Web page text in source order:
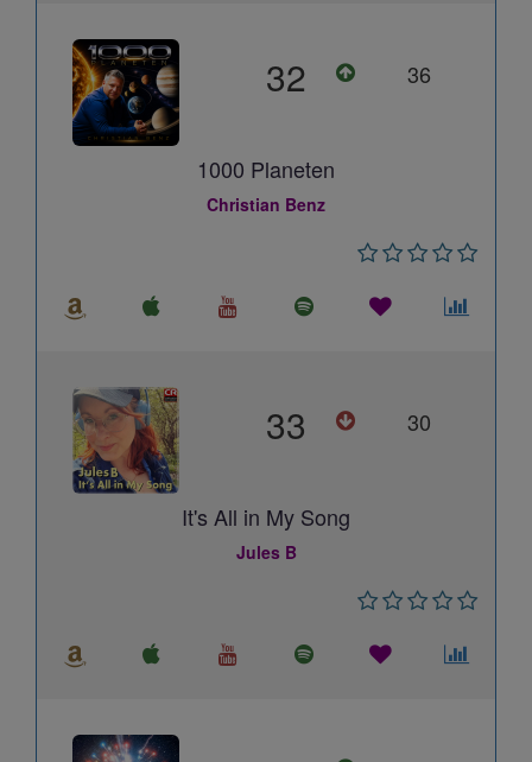
32 36
1000 Planeten
Christian Benz
33 30
It's All in My Song
Jules B